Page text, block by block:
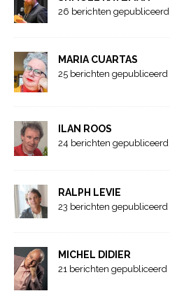
26 berichten gepubliceerd
MARIA CUARTAS
25 berichten gepubliceerd
ILAN ROOS
24 berichten gepubliceerd
RALPH LEVIE
23 berichten gepubliceerd
MICHEL DIDIER
21 berichten gepubliceerd